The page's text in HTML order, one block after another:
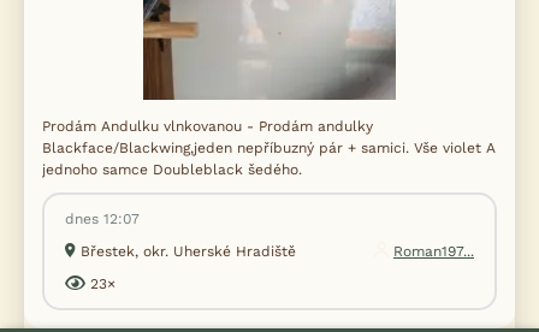
Prodám Andulku vlnkovanou - Prodám andulky
Blackface/Blackwing,jeden nepříbuzný pár + samici. Vše violet A
jednoho samce Doubleblack šedého.
dnes 12:07
Břestek, okr. Uherské Hradiště
Roman197...
23×